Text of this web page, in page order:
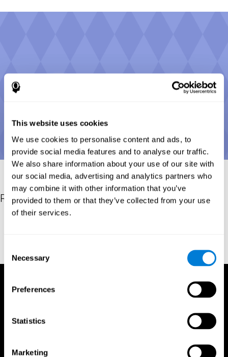
This website uses cookies
We use cookies to personalise content and ads, to
provide social media features and to analyse our traffic.
We also share information about your use of our site with
our social media, advertising and analytics partners who
may combine it with other information that you’ve
provided to them or that they’ve collected from your use
of their services.
Selection
Necessary
Preferences
Statistics
Marketing
Riferimenti